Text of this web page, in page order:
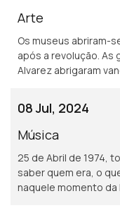
Arte
Os museus abriram-
após a revolução. As
Alvarez abrigaram
Portugal.
08 Jul, 2024
Música
25 de Abril de 1974,
saber quem era, o
naquele momento da